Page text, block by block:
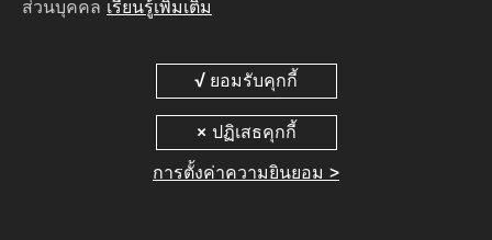
ส่วนบุคคล เรียนรู้เพิ่มเติม
การตั้งค่าความยินยอม >